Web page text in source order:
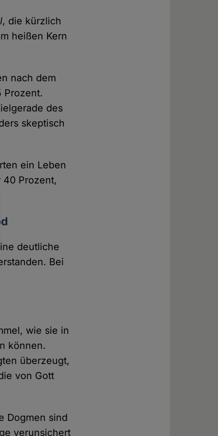
, die kürzlich
heißen Kern
nach dem
Prozent.
des
skeptisch
ein Leben
Prozent,
deutliche
Bei
wie sie in
können.
überzeugt,
von Gott
Dogmen sind
verunsichert